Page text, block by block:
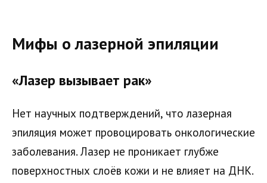
Мифы о лазерной эпиляции
«Лазер вызывает рак»
Нет научных подтверждений, что лазерная
эпиляция может провоцировать онкологические
заболевания. Лазер не проникает глубже
поверхностных слоёв кожи и не влияет на ДНК.